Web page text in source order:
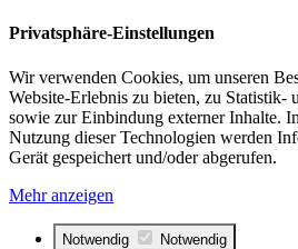
Privatsphäre-Einstellungen
Wir verwenden Cookies, um unseren
Website-Erlebnis zu bieten, zu Statistik-
sowie zur Einbindung externer Inhalte.
Nutzung dieser Technologien werden
Gerät gespeichert und/oder abgerufen.
Mehr anzeigen
Notwendig Notwendig